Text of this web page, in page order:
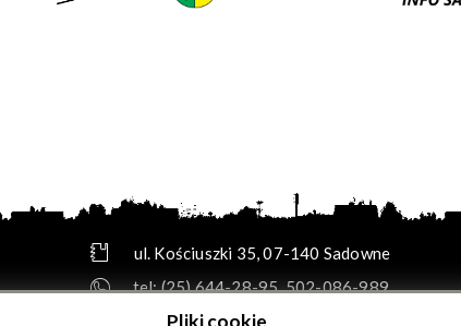
ul. Kościuszki 35, 07-140 Sadowne
tel:(25) 644-28-95,502-086-989
e-mail:biuro@gok.sadowne.pl
Pliki cookie